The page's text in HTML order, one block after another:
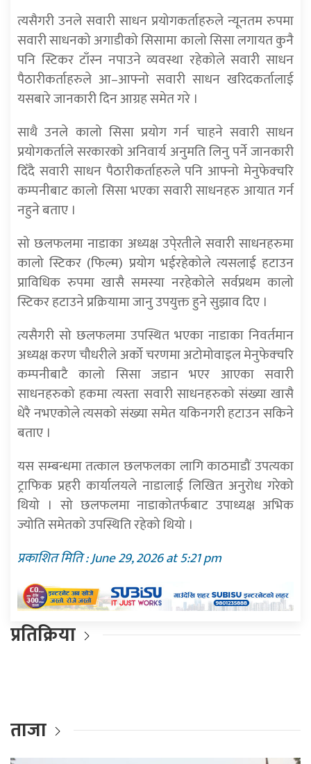
त्यसैगरी उनले सवारी साधन प्रयोगकर्ताहरुले न्यूनतम रुपमा
सवारी साधनको अगाडीको सिसामा कालो सिसा लगायत कुनै
पनि स्टिकर टाँस्न नपाउने व्यवस्था रहेकोले सवारी साधन
पैठारीकर्ताहरुले आ–आफ्नो सवारी साधन खरिदकर्तालाई
यसबारे जानकारी दिन आग्रह समेत गरे ।
साथै उनले कालो सिसा प्रयोग गर्न चाहने सवारी साधन
प्रयोगकर्ताले सरकारको अनिवार्य अनुमति लिनु पर्ने जानकारी
दिँदै सवारी साधन पैठारीकर्ताहरुले पनि आफ्नो मेनुफेक्चरि
कम्पनीबाट कालो सिसा भएका सवारी साधनहरु आयात गर्न
नहुने बताए ।
सो छलफलमा नाडाका अध्यक्ष उपे्रतीले सवारी साधनहरुमा
कालो स्टिकर (फिल्म) प्रयोग भईरहेकोले त्यसलाई हटाउन
प्राविधिक रुपमा खासै समस्या नरहेकोले सर्वप्रथम कालो
स्टिकर हटाउने प्रक्रियामा जानु उपयुक्त हुने सुझाव दिए ।
त्यसैगरी सो छलफलमा उपस्थित भएका नाडाका निवर्तमान
अध्यक्ष करण चौधरीले अर्को चरणमा अटोमोवाइल मेनुफेक्चरि
कम्पनीबाटै कालो सिसा जडान भएर आएका सवारी
साधनहरुको हकमा त्यस्ता सवारी साधनहरुको संख्या खासै
धेरै नभएकोले त्यसको संख्या समेत यकिनगरी हटाउन सकिने
बताए ।
यस सम्बन्धमा तत्काल छलफलका लागि काठमाडौं उपत्यका
ट्राफिक प्रहरी कार्यालयले नाडालाई लिखित अनुरोध गरेको
थियो । सो छलफलमा नाडाकोतर्फबाट उपाध्यक्ष अभिक
ज्योति समेतको उपस्थिति रहेको थियो ।
प्रकाशित मिति : June 29, 2026 at 5:21 pm
प्रतिक्रिया
ताजा